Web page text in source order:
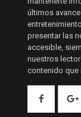
últimos
presentar las
accesible,
nuestros
contenido que